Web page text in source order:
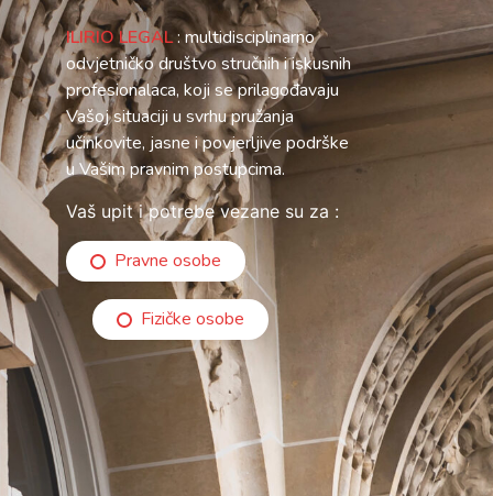
ILIRIO LEGAL: multidisciplinarno
odvjetničko društvo stručnih i iskusnih
profesionalaca, koji se prilagođavaju
Vašoj situaciji u svrhu pružanja
učinkovite, jasne i povjerljive podrške
u Vašim pravnim postupcima.
Vaš upit i potrebe vezane su za :
Pravne osobe
Fizičke osobe